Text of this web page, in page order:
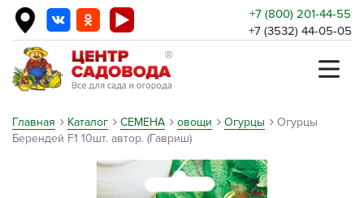
+7 (800) 201-44-55
+7 (3532) 44-05-05
Главная Каталог СЕМЕНА овощи Огурцы
Огурцы
Берендей F1 10шт. автор. (Гавриш)